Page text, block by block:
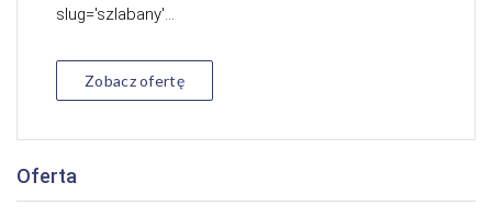
slug='szlabany'...
Zobacz ofertę
Oferta